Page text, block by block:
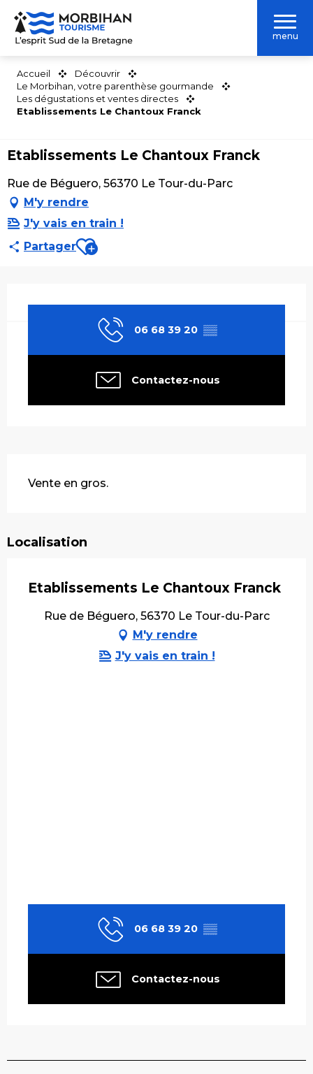
Aller
contenu
menu
Accueil
Découvrir
Le Morbihan, votre parenthèse gourmande
Les dégustations et ventes directes
Etablissements Le Chantoux Franck
Etablissements Le Chantoux Franck
Rue de Béguero, 56370 Le Tour-du-Parc
M'y rendre
J'y vais en train !
PartagerAjouter aux favoris
06 68 39 20 ▒▒
Contactez-nous
Vente en gros.
Localisation
Etablissements Le Chantoux Franck
Rue de Béguero, 56370 Le Tour-du-Parc
M'y rendre
J'y vais en train !
06 68 39 20 ▒▒
Contactez-nous